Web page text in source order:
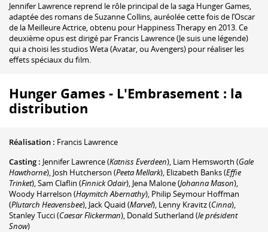
Jennifer Lawrence reprend le rôle principal de la saga Hunger Games,
adaptée des romans de Suzanne Collins, auréolée cette fois de l’Oscar
de la Meilleure Actrice, obtenu pour Happiness Therapy en 2013. Ce
deuxième opus est dirigé par Francis Lawrence (Je suis une légende)
qui a choisi les studios Weta (Avatar, ou Avengers) pour réaliser les
effets spéciaux du film.
Hunger Games - L'Embrasement : la
distribution
Réalisation : Francis Lawrence
Casting : Jennifer Lawrence(Katniss Everdeen), Liam Hemsworth (Gale
Hawthorne), Josh Hutcherson (Peeta Mellark), Elizabeth Banks(Effie
Trinket),Sam Claflin (Finnick Odair), Jena Malone(Johanna Mason),
Woody Harrelson (Haymitch Abernathy), Philip Seymour Hoffman
(Plutarch Heavensbee), Jack Quaid (Marvel), Lenny Kravitz(Cinna),
Stanley Tucci(Caesar Flickerman), Donald Sutherland (le président
Snow)